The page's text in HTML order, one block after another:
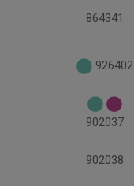
864341
926402
902037
902038